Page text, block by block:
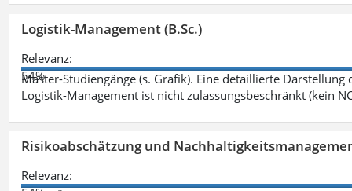
Logistik-Management (B.Sc.)
Relevanz:
54%
Master-Studiengänge (s. Grafik). Eine detaillierte
Logistik-Management ist nicht zulassungsbeschränkt (kein
Risikoabschätzung und
Relevanz: